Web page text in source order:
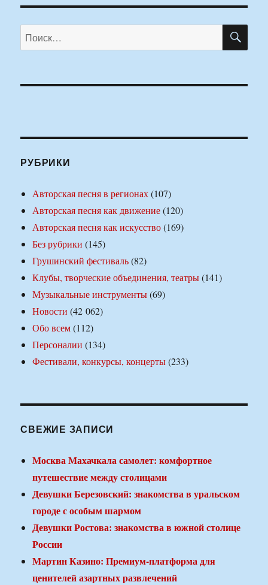
Искать:
РУБРИКИ
Авторская песня в регионах(107)
Авторская песня как движение(120)
Авторская песня как искусство(169)
Без рубрики (145)
Грушинский фестиваль(82)
Клубы, творческие объединения, театры(141)
Музыкальные инструменты(69)
Новости (42 062)
Обо всем(112)
Персоналии (134)
Фестивали, конкурсы, концерты(233)
СВЕЖИЕ ЗАПИСИ
Москва Махачкала самолет: комфортное
путешествие между столицами
Девушки Березовский: знакомства в уральском
городе с особым шармом
Девушки Ростова: знакомства в южной столице
России
Мартин Казино: Премиум-платформа для
ценителей азартных развлечений